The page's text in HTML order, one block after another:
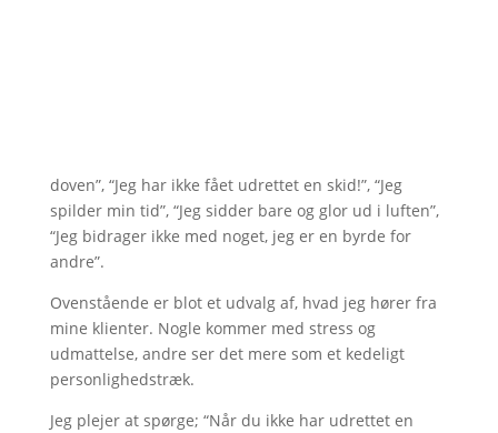
doven”, “Jeg har ikke fået udrettet en skid!”, “Jeg
spilder min tid”, “Jeg sidder bare og glor ud i luften”,
“Jeg bidrager ikke med noget, jeg er en byrde for
andre”.
Ovenstående er blot et udvalg af, hvad jeg hører fra
mine klienter. Nogle kommer med stress og
udmattelse, andre ser det mere som et kedeligt
personlighedstræk.
Jeg plejer at spørge; “Når du ikke har udrettet en